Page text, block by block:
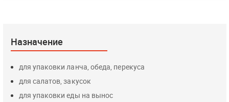
Назначение
для упаковки ланча, обеда, перекуса
для салатов, закусок
для упаковки еды на вынос